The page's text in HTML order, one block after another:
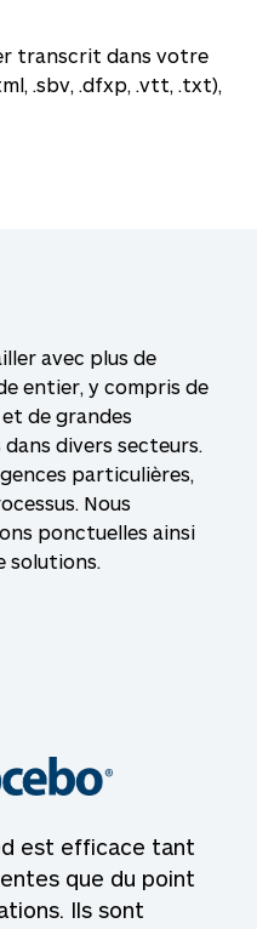
transcrit dans votre
.sbv, .dfxp, .vtt, .txt),
est efficace tant
que du point
Ils sont
avec plus de
entier, y compris de
de grandes
divers secteurs.
particulières,
Nous
ponctuelles ainsi
solutions.